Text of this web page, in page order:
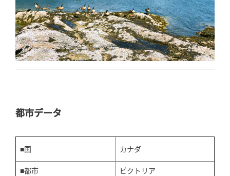
都市データ
■国 カナダ
■都市 ビクトリア